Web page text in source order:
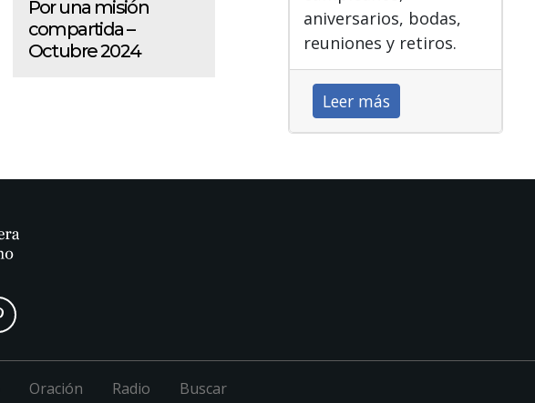
Por una misión
compartida –
Octubre 2024
aniversarios, bodas,
reuniones y retiros.
Leer más
Oración Radio Buscar